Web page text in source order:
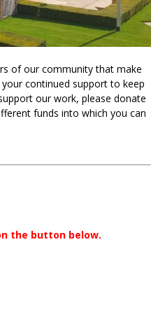
of our community that make
continued support to keep
our work, please donate
funds into which you can
the button below.